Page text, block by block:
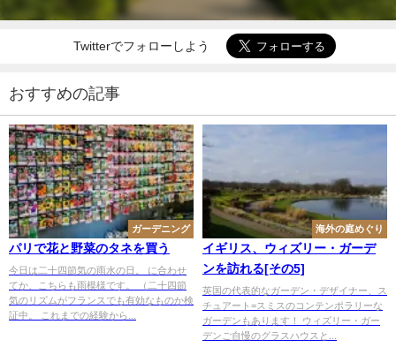
Twitterでフォローしよう
おすすめの記事
ガーデニング
パリで花と野菜のタネを買う
今日は二十四節気の雨水の日。 に合わせ
てか、こちらも雨模様です。 （二十四節
気のリズムがフランスでも有効なものか検
証中。 これまでの経験から...
海外の庭めぐり
イギリス、ウィズリー・ガーデ
ンを訪れる[その5]
英国の代表的なガーデン・デザイナー、ス
チュアート=スミスのコンテンポラリーな
ガーデンもあります！ ウィズリー・ガー
デンご自慢のグラスハウスと...